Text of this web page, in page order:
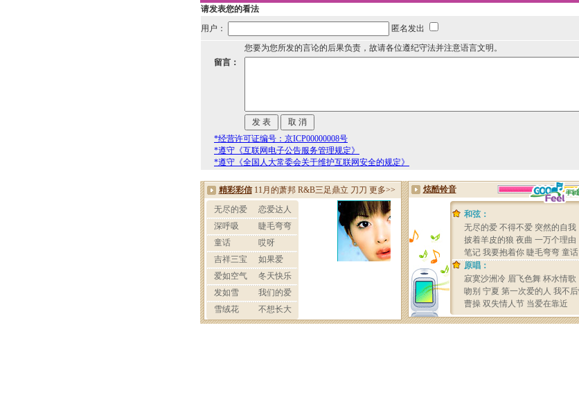
请发表您的看法
用户：
匿名发出
您要为您所发的言论的后果负责，故请各位遵纪守法并注意语言文明。
留言：
*经营许可证编号：京ICP00000008号
*遵守《互联网电子公告服务管理规定》
*遵守《全国人大常委会关于维护互联网安全的规定》